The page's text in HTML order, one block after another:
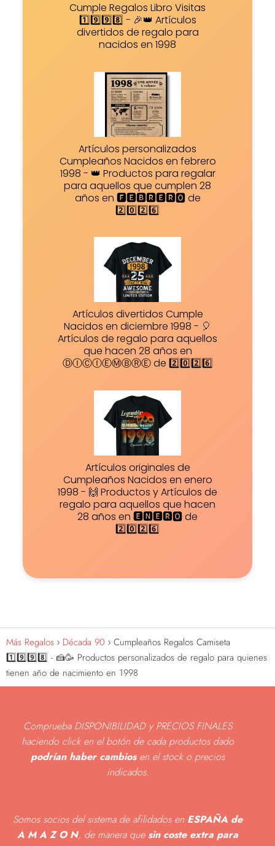
Cumple Regalos Libro Visitas
1️⃣9️⃣9️⃣8️⃣ - 🎉👑 Artículos
divertidos de regalo para
nacidos en 1998
Artículos personalizados
Cumpleaños Nacidos en febrero
1998 - 👑 Productos para regalar
para aquellos que cumplen 28
años en 🅵🅴🅱🆁🅴🆁🅾 de
2️⃣0️⃣2️⃣6️⃣
Artículos divertidos Cumple
Nacidos en diciembre 1998 - 🎈
Artículos de regalo para aquellos
que hacen 28 años en
ⒹⒾⒸⒾⒺⓂⒷⓇⒺ de 2️⃣0️⃣2️⃣6️⃣
Artículos originales de
Cumpleaños Nacidos en enero
1998 - 🙌 Productos y Artículos de
regalo para aquellos que hacen
28 años en 🅴🅽🅴🆁🅾 de
2️⃣0️⃣2️⃣6️⃣
Más Regalos Década 90
Cumpleaños Regalos Camiseta
1️⃣9️⃣9️⃣8️⃣ - 🍰🥳 Productos personalizados de regalo para quienes
tienen año de nacimiento en 1998
Comprueba DISPONIBILIDAD y PRECIOS FINALES
haciendo click en el botón de cada productos dado
podrían haber cambiosen el stock o precios
indicados.
Somos socios del sistema de afilidados en ESPAÑA de
A M A Z O N, de manera que sin coste extra para